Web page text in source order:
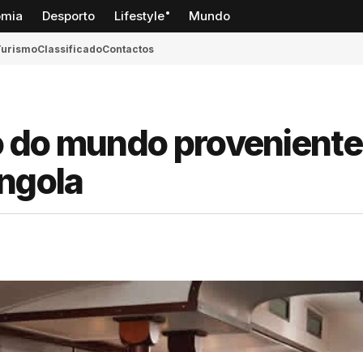
Desporto Lifestyle Mundo
ClassificadoContactos
mundo proveniente